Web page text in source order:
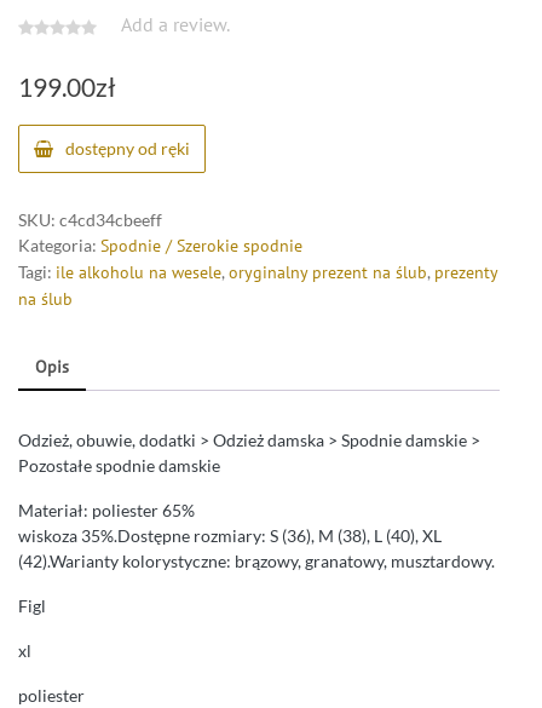
Add a review.
199.00zł
dostępny od ręki
SKU: c4cd34cbeeff
Kategoria: Spodnie / Szerokie spodnie
Tagi: ile alkoholu na wesele, oryginalny prezent na ślub, prezenty
na ślub
Opis
Odzież, obuwie, dodatki > Odzież damska > Spodnie damskie >
Pozostałe spodnie damskie
Materiał: poliester 65%
wiskoza 35%.Dostępne rozmiary: S (36), M (38), L (40), XL
(42).Warianty kolorystyczne: brązowy, granatowy, musztardowy.
Figl
xl
poliester